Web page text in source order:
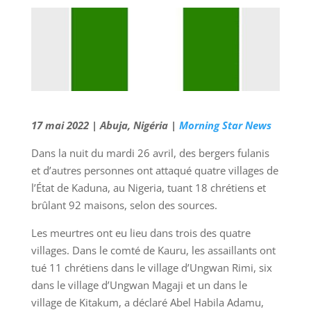
17 mai 2022 | Abuja, Nigéria | Morning Star News
Dans la nuit du mardi 26 avril, des bergers fulanis
et d’autres personnes ont attaqué quatre villages de
l’État de Kaduna, au Nigeria, tuant 18 chrétiens et
brûlant 92 maisons, selon des sources.
Les meurtres ont eu lieu dans trois des quatre
villages. Dans le comté de Kauru, les assaillants ont
tué 11 chrétiens dans le village d’Ungwan Rimi, six
dans le village d’Ungwan Magaji et un dans le
village de Kitakum, a déclaré Abel Habila Adamu,